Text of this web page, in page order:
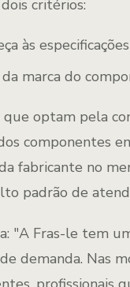
critérios:
às
marca do
optam pela
componentes
fabricante no
padrão de
"A Fras-le tem
demanda. Nas